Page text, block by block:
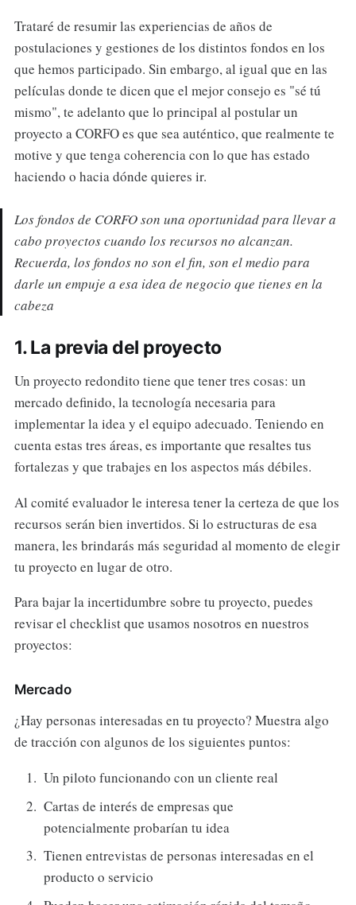
Trataré de resumir las experiencias de años de
postulaciones y gestiones de los distintos fondos en los
que hemos participado. Sin embargo, al igual que en las
películas donde te dicen que el mejor consejo es "sé tú
mismo", te adelanto que lo principal al postular un
proyecto a CORFO es que sea auténtico, que realmente te
motive y que tenga coherencia con lo que has estado
haciendo o hacia dónde quieres ir.
Los fondos de CORFO son una oportunidad para llevar a
cabo proyectos cuando los recursos no alcanzan.
Recuerda, los fondos no son el fin, son el medio para
darle un empuje a esa idea de negocio que tienes en la
cabeza
1. La previa del proyecto
Un proyecto redondito tiene que tener tres cosas: un
mercado definido, la tecnología necesaria para
implementar la idea y el equipo adecuado. Teniendo en
cuenta estas tres áreas, es importante que resaltes tus
fortalezas y que trabajes en los aspectos más débiles.
Al comité evaluador le interesa tener la certeza de que los
recursos serán bien invertidos. Si lo estructuras de esa
manera, les brindarás más seguridad al momento de elegir
tu proyecto en lugar de otro.
Para bajar la incertidumbre sobre tu proyecto, puedes
revisar el checklist que usamos nosotros en nuestros
proyectos:
Mercado
¿Hay personas interesadas en tu proyecto? Muestra algo
de tracción con algunos de los siguientes puntos:
Un piloto funcionando con un cliente real
Cartas de interés de empresas que
potencialmente probarían tu idea
Tienen entrevistas de personas interesadas en el
producto o servicio